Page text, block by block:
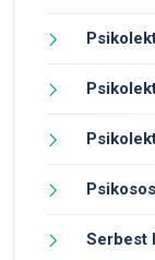
Serbest